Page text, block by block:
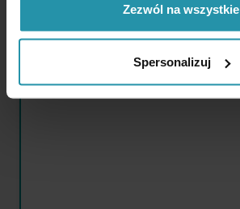
Zezwól na wszystkie
Spersonalizuj